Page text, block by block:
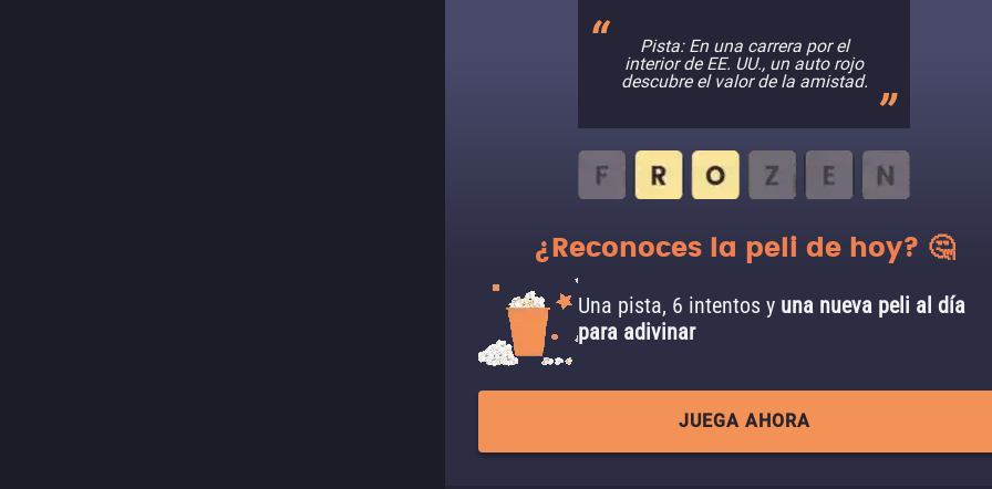
Pista: En una carrera por el
interior de EE. UU., un auto rojo
descubre el valor de la amistad.
¿Reconoces la peli de hoy? 🤔
Una pista, 6 intentos y una nueva peli al día
para adivinar
JUEGA AHORA